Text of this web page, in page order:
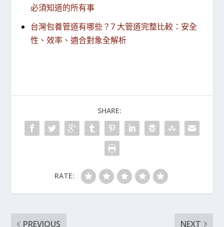
必須知道的所有事
台灣包養管道有哪些？7 大管道完整比較：安全
性、效率、適合對象全解析
SHARE:
RATE:
PREVIOUS NEXT